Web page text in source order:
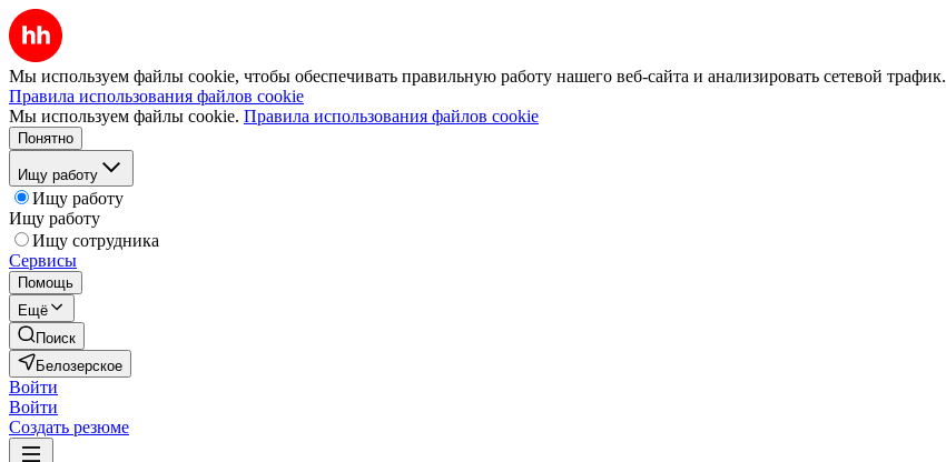
Мы используем файлы cookie, чтобы обеспечивать правильную работу нашего веб-сайта и анализировать сетевой трафик.
Правила использования файлов cookie
Мы используем файлы cookie. Правила использования файлов cookie
Понятно
Ищу работу
Ищу работу
Ищу работу
Ищу сотрудника
Сервисы
Помощь
Ещё
Поиск
Белозерское
Войти
Войти
Создать резюме